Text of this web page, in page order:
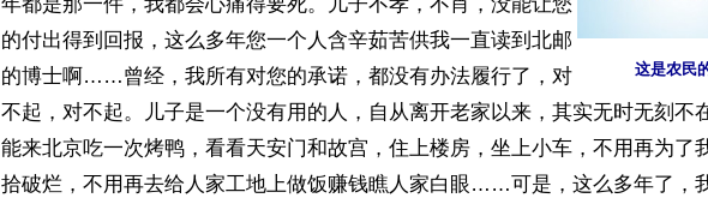
这是农民
的付出得到回报，这么多年您一个人含辛茹苦供我一直读到北邮
的博士啊……曾经，我所有对您的承诺，都没有办法履行了，对
不起，对不起。儿子是一个没有用的人，自从离开老家以来，其实无时无刻不
能来北京吃一次烤鸭，看看天安门和故宫，住上楼房，坐上小车，不用再为了
拾破烂，不用再去给人家工地上做饭赚钱瞧人家白眼……可是，这么多年了，